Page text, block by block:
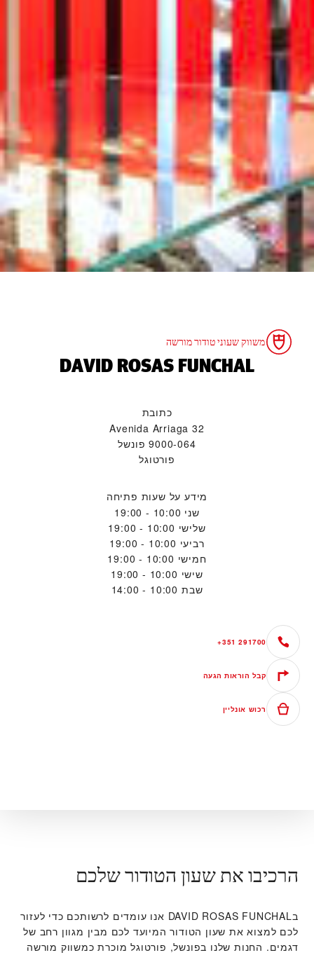
משווק שעוני טודור מורשה
‭DAVID ROSAS FUNCHAL‬
כתובת
Avenida Arriaga 32
9000-064 פונשל
פורטוגל
מידע על שעות פתיחה
שני 10:00 - 19:00
שלישי 10:00 - 19:00
רביעי 10:00 - 19:00
חמישי 10:00 - 19:00
שישי 10:00 - 19:00
שבת 10:00 - 14:00
+351 291700
קבל הוראות הגעה
רכוש אונליין
הרכיבו את שעון הטודור שלכם
ב‭DAVID ROSAS FUNCHAL‬ אנו עומדים לרשותכם כדי לעזור
לכם למצוא את שעון הטודור המיועד לכם מבין מגוון רחב של
דגמים. החנות שלנו בפונשל, פורטוגל מוכרת כמשווק מורשה